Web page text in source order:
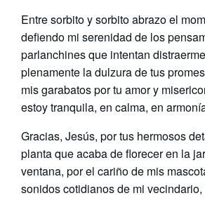
Entre sorbito y sorbito abrazo el
defiendo mi serenidad de los
parlanchines que intentan
plenamente la dulzura de tus
mis garabatos por tu amor y
estoy tranquila, en calma, en
Gracias, Jesús, por tus hermosos
planta que acaba de florecer en la
ventana, por el cariño de mis
sonidos cotidianos de mi